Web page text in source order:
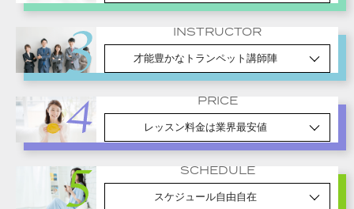
INSTRUCTOR
才能豊かなトランペット講師陣
PRICE
レッスン料金は業界最安値
SCHEDULE
スケジュール自由自在